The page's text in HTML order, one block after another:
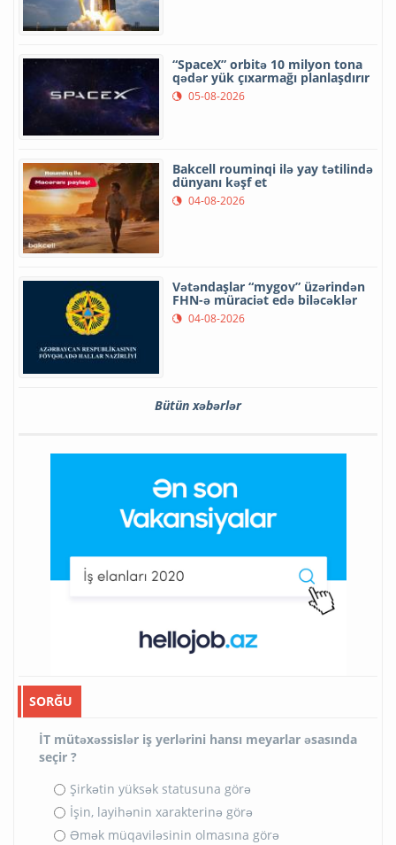
“SpaceX” orbitə 10 milyon tona
qədər yük çıxarmağı planlaşdırır
05-08-2026
Bakcell rouminqi ilə yay tətilində
dünyanı kəşf et
04-08-2026
Vətəndaşlar “mygov” üzərindən
FHN-ə müraciət edə biləcəklər
04-08-2026
Bütün xəbərlər
SORĞU
İT mütəxəssislər iş yerlərini hansı meyarlar əsasında
seçir ?
Şirkətin yüksək statusuna görə
İşin, layihənin xarakterinə görə
Əmək müqaviləsinin olmasına görə